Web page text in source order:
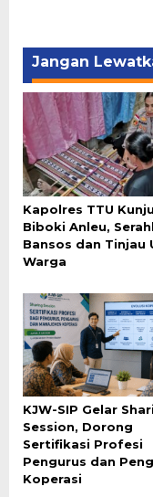
Jangan
Kapolres TTU
Biboki Anleu,
Bansos dan Tinjau
Warga
KJW-SIP Gelar
Session, Dorong
Sertifikasi Profesi
Pengurus dan
Koperasi